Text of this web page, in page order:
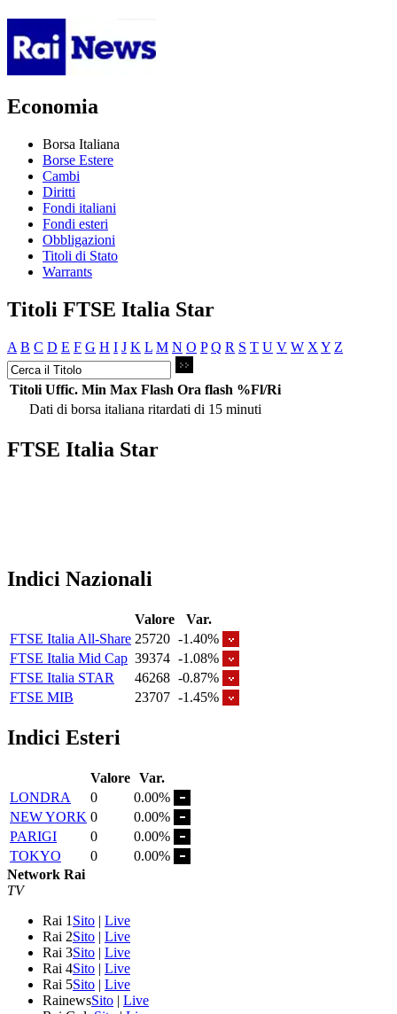
Economia
Borsa Italiana
Borse Estere
Cambi
Diritti
Fondi italiani
Fondi esteri
Obbligazioni
Titoli di Stato
Warrants
Titoli FTSE Italia Star
A B C D E F G H I J K L M N O P Q R S T U V W X Y Z
Titoli Uffic. Min Max Flash Ora flash %Fl/Ri
Dati di borsa italiana ritardati di 15 minuti
FTSE Italia Star
Indici Nazionali
Valore
Var.
FTSE Italia All-Share 25720 -1.40%
FTSE Italia Mid Cap 39374 -1.08%
FTSE Italia STAR
46268 -0.87%
FTSE MIB
23707 -1.45%
Indici Esteri
Valore Var.
LONDRA
0
0.00%
NEW YORK 0
0.00%
PARIGI
0
0.00%
TOKYO
0
0.00%
Network Rai
TV
Rai 1 Sito | Live
Rai 2Sito | Live
Rai 3Sito | Live
Rai 4Sito | Live
Rai 5Sito | Live
RainewsSito | Live